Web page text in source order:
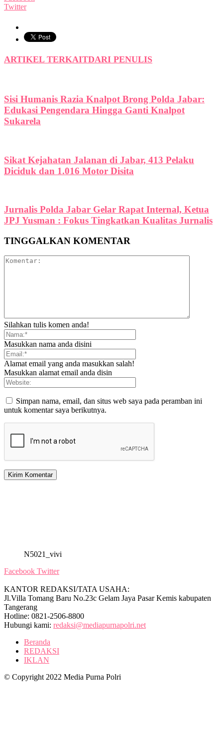
Twitter
ARTIKEL TERKAITDARI PENULIS
Sisi Humanis Razia Knalpot Brong Polda Jabar:
Edukasi Pengendara Hingga Ganti Knalpot
Sukarela
Sikat Kejahatan Jalanan di Jabar, 413 Pelaku
Diciduk dan 1.016 Motor Disita
Jurnalis Polda Jabar Gelar Rapat Internal, Ketua
JPJ Yusman : Fokus Tingkatkan Kualitas Jurnalis
TINGGALKAN KOMENTAR
Silahkan tulis komen anda!
Masukkan nama anda disini
Alamat email yang anda masukkan salah!
Masukkan alamat email anda disin
Simpan nama, email, dan situs web saya pada peramban ini
untuk komentar saya berikutnya.
N5021_vivi
Facebook Twitter
KANTOR REDAKSI/TATA USAHA:
Jl.Villa Tomang Baru No.23c Gelam Jaya Pasar Kemis kabupaten
Tangerang
Hotline: 0821-2506-8800
Hubungi kami: redaksi@mediapurnapolri.net
Beranda
REDAKSI
IKLAN
© Copyright 2022 Media Purna Polri